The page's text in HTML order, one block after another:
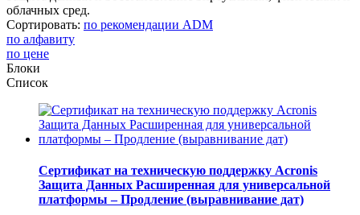
облачных сред.
Сортировать: по рекомендации ADM
по алфавиту
по цене
Блоки
Список
Сертификат на техническую поддержку Acronis
Защита Данных Расширенная для универсальной
платформы – Продление (выравнивание дат)